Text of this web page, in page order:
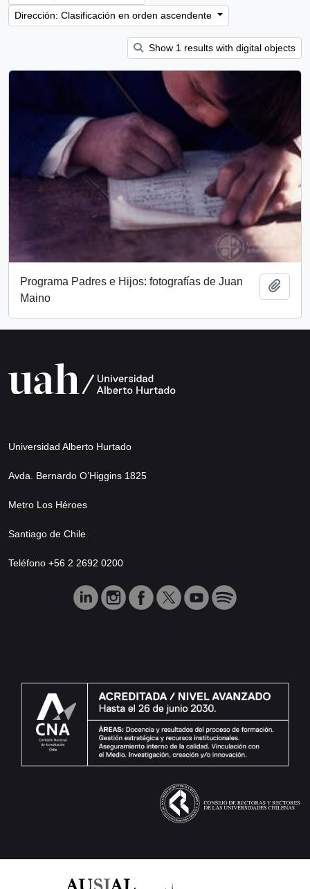
Dirección: Clasificación en orden ascendente
Show 1 results with digital objects
Programa Padres e Hijos: fotografías de Juan
Maino
Universidad Alberto Hurtado
Avda. Bernardo O’Higgins 1825
Metro Los Héroes
Santiago de Chile
Teléfono +56 2 2692 0200